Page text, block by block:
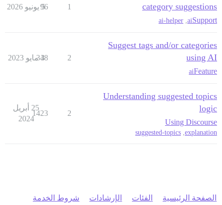
category suggestions
Support
ai
ai-helper
1
96
5 يونيو 2026
Suggest tags and/or categories
using AI
Feature
ai
2
348
3 مايو 2023
Understanding suggested topics
logic
Using Discourse
explanation
,
suggested-topics
2
1423
25 أبريل
2024
الصفحة الرئيسية الفئات الإرشادات شروط الخدمة